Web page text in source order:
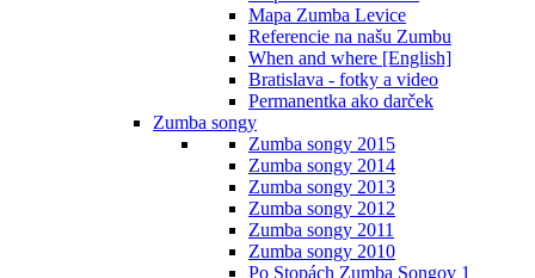
Mapa Zumba Levice
Referencie na našu Zumbu
When and where [English]
Bratislava - fotky a video
Permanentka ako darček
Zumba songy
Zumba songy 2015
Zumba songy 2014
Zumba songy 2013
Zumba songy 2012
Zumba songy 2011
Zumba songy 2010
Po Stopách Zumba Songov 1